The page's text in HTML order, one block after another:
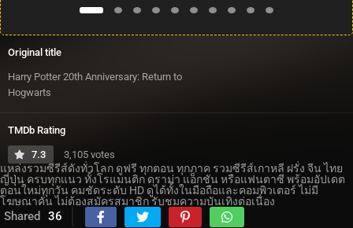
Original title
Harry Potter 20th Anniversary: Return to
Hogwarts
TMDb Rating
7.3 3,105 votes
แหล่งรวมซีรีส์ดังทั่วโลก ดูฟรี ทุกตอน ทุกภาค รวมซีรีส์เกาหลี ฝรั่ง จีน ไทย
ญี่ปุ่น ครบทุกแนว ทั้งโรแมนติก ดราม่า แอ็กชัน หรือแฟนตาซี พร้อมอัปเดต
ตอนใหม่ทุกวัน คมชัดระดับ HD ดูได้ทั้งในมือถือและคอมพิวเตอร์ ไม่มี
โฆษณาคั่น ไม่ต้องสมัครสมาชิก รับชมความบันเทิงต่อเนื่อง
Shared 36